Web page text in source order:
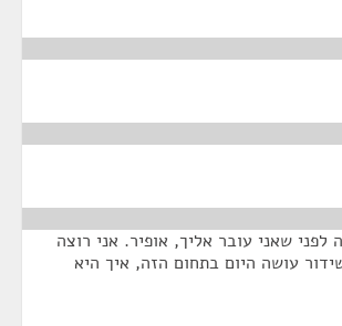
לפני שאני עובר אליך, אופיר. אני רוצה
עושה היום בתחום הזה, איך היא